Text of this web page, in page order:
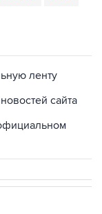
ленту
сайта